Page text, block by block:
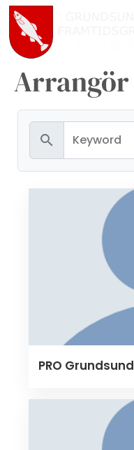
Arrangör
search
PRO